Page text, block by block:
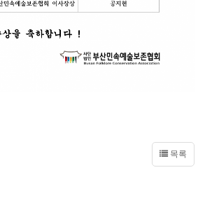
목록